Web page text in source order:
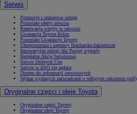
Serwis
Promocje i sezonowe usługi
Pozostałe oferty serwisu
Rezerwacja wizyty w serwisie
Gwarancja Toyota Relax
Pozostałe Gwarancje Toyoty
Ubezpieczenia i naprawy blacharsko-lakiernicze
Innowacyjne usługi dla Twojej wygody
Bezpłatne Akcje Serwisowe
Serwis Dobrych Cen
Serwis w ASO się opłaca
Dostęp do informacji serwisowych
Wykaz wydanych zaświadczeń o odbytym szkoleniu (pdf)
Oryginalne części i oleje Toyota
Oryginalne części Toyoty
Oryginalne oleje Toyoty